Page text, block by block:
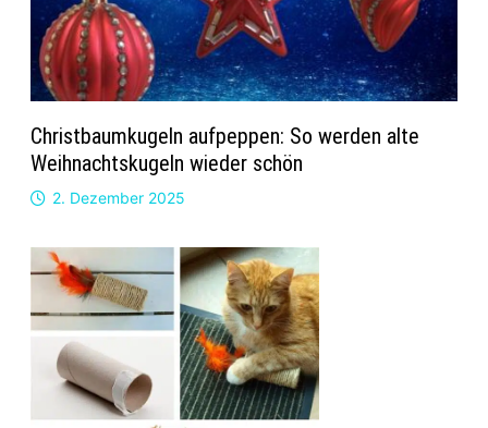
Christbaumkugeln aufpeppen: So werden alte
Weihnachtskugeln wieder schön
2. Dezember 2025